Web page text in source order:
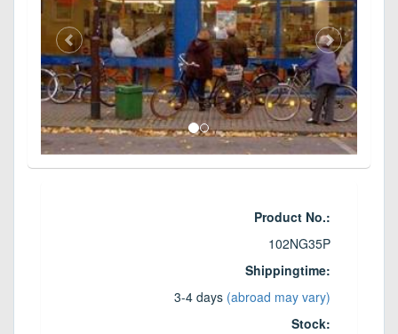
Product No.:
102NG35P
Shippingtime:
3-4 days (abroad may vary)
Stock: